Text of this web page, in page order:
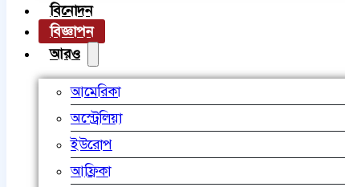
বিনোদন
বিজ্ঞাপন
আরও
আমেরিকা
অস্ট্রেলিয়া
ইউরোপ
আফ্রিকা